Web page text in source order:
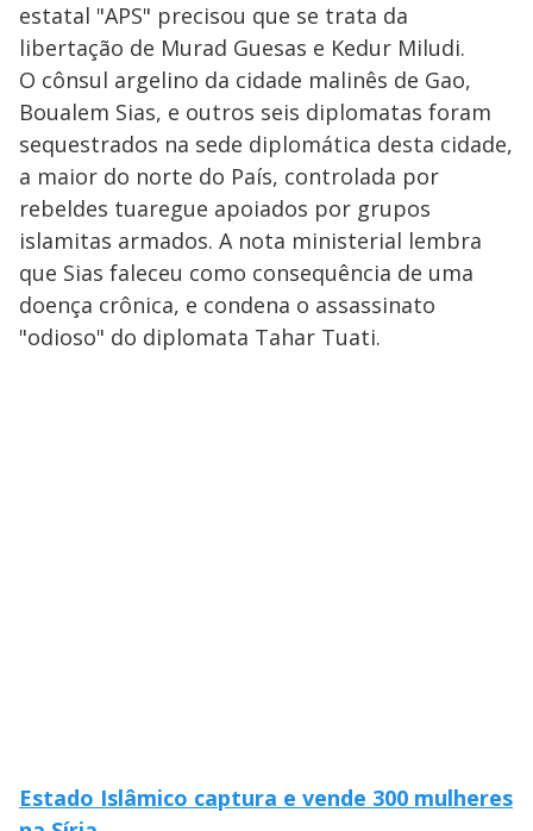
estatal "APS" precisou que se trata da
libertação de Murad Guesas e Kedur Miludi.
O cônsul argelino da cidade malinês de Gao,
Boualem Sias, e outros seis diplomatas foram
sequestrados na sede diplomática desta cidade,
a maior do norte do País, controlada por
rebeldes tuaregue apoiados por grupos
islamitas armados. A nota ministerial lembra
que Sias faleceu como consequência de uma
doença crônica, e condena o assassinato
"odioso" do diplomata Tahar Tuati.
Estado Islâmico captura e vende 300 mulheres